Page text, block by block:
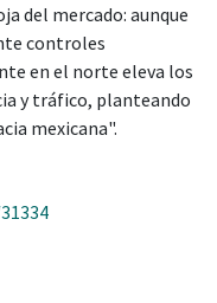
del mercado: aunque
controles
en el norte eleva los
y tráfico, planteando
mexicana".